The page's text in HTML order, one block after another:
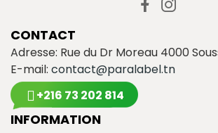
CONTACT
Adresse: Rue du Dr Moreau 4000
E-mail: contact@paralabel.tn
+216 73 202 814
INFORMATION